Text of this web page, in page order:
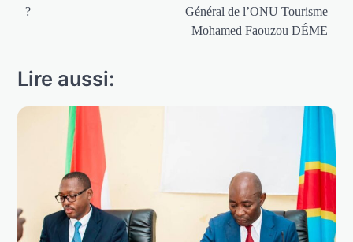
?
Général de l’ONU Tourisme
Mohamed Faouzou DÉME
Lire aussi: